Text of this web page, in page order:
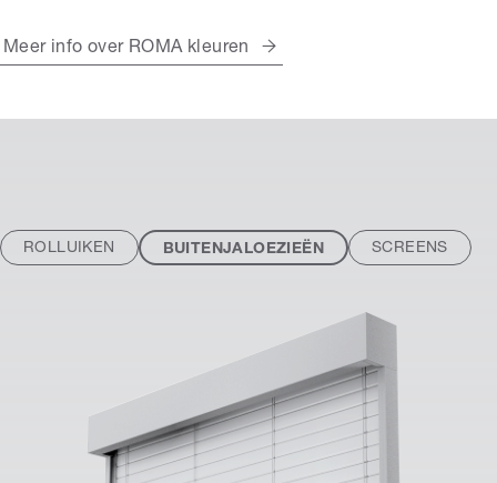
Meer info over ROMA kleuren
ROLLUIKEN BUITENJALOEZIEËN SCREENS